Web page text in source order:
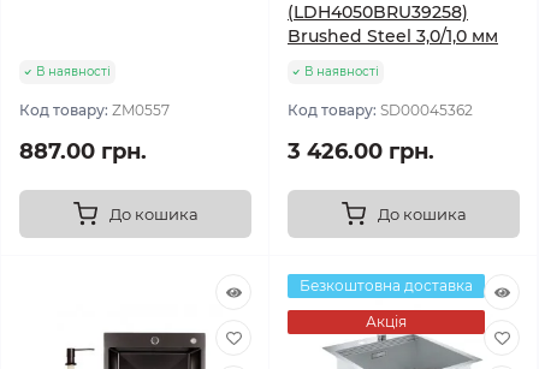
В наявності
Код товару: ZM0557
887.00 грн.
До кошика
(LDH4050BRU39258)
Brushed Steel 3,0/1,0 мм
В наявності
Код товару: SD00045362
3 426.00 грн.
До кошика
Безкоштовна доставка
Акція